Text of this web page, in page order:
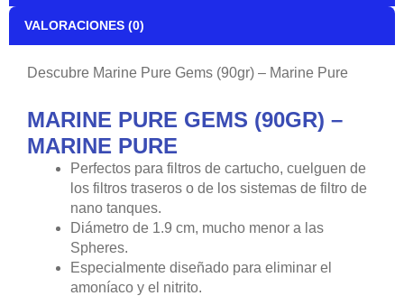
VALORACIONES (0)
Descubre Marine Pure Gems (90gr) – Marine Pure
MARINE PURE GEMS (90GR) –
MARINE PURE
Perfectos para filtros de cartucho, cuelguen de
los filtros traseros o de los sistemas de filtro de
nano tanques.
Diámetro de 1.9 cm, mucho menor a las
Spheres.
Especialmente diseñado para eliminar el
amoníaco y el nitrito.